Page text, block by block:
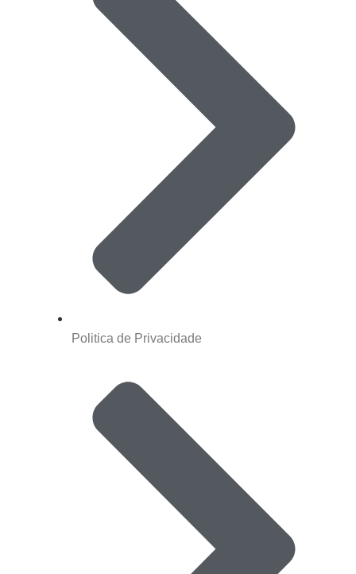
Politica de Privacidade